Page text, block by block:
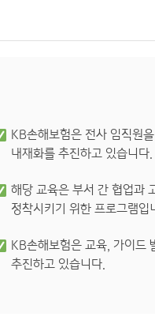
KB손해보험은 전사 임직원
내재화를 추진하고 있습니다.
해당 교육은 부서 간 협업과
정착시키기 위한 프로그램입
KB손해보험은 교육, 가이드
추진하고 있습니다.